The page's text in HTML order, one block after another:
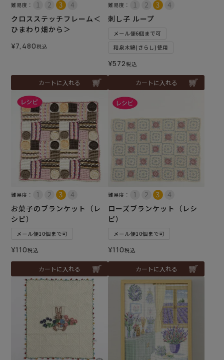
難易度：
クロスステッチフレーム＜
ひまわり畑から＞
¥7,480税込
カートに入れる
難易度：
刺し子 ループ
メール便6個まで可
和泉木綿(さらし)使用
¥572税込
カートに入れる
難易度：
お菓子のブランケット（レ
シピ）
メール便10個まで可
¥110税込
カートに入れる
難易度：
ローズブランケット（レシ
ピ）
メール便10個まで可
¥110税込
カートに入れる